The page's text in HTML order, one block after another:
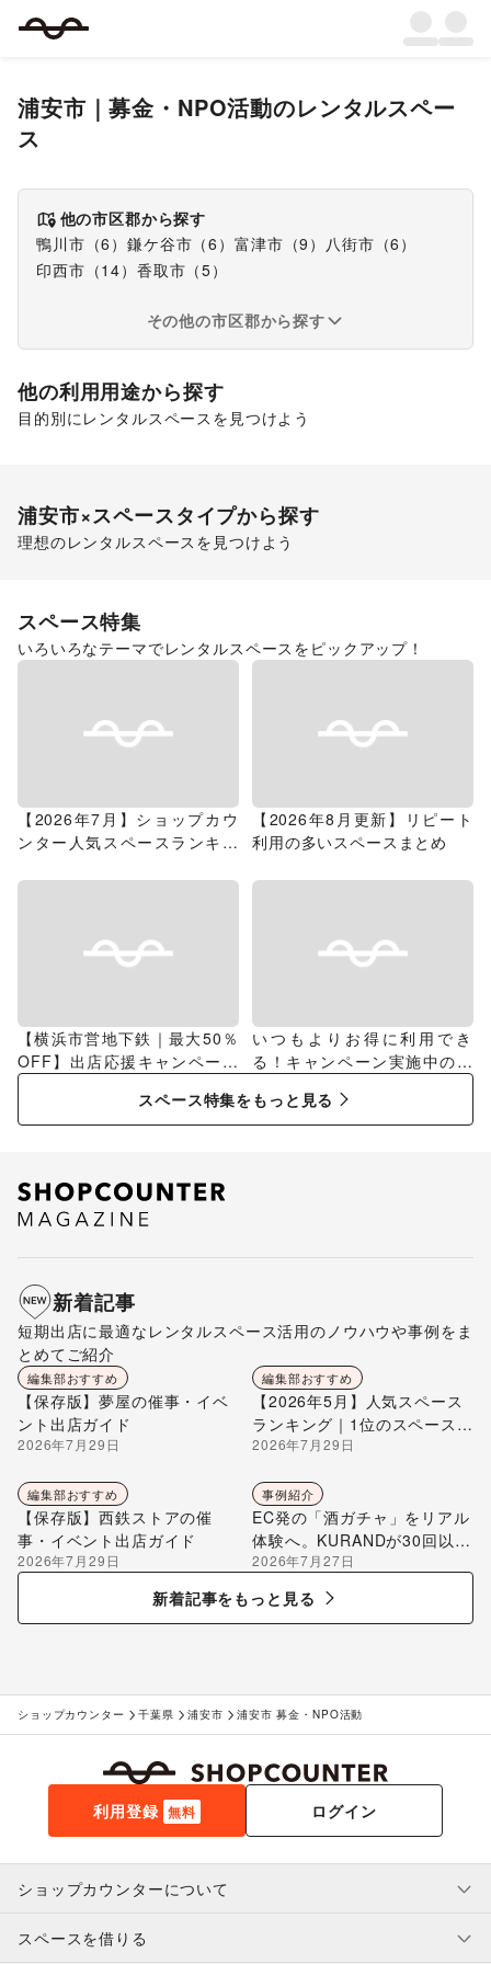
浦安市 ｜募金・NPO活動のレンタルスペー
ス
他の市区郡から探す
鴨川市 （6 ）鎌ケ谷市 （6 ） 富津市 （9 ） 八街市 （6 ）
印西市 （14） 香取市 （5）
その他の市区郡から探す
他の利用用途から探す
目的別にレンタルスペースを見つけよう
浦安市×スペースタイプから探す
理想のレンタルスペースを見つけよう
スペース特集
いろいろなテーマでレンタルスペースをピックアップ！
【2026年7月】ショップカウ
ンター人気スペースランキン
【2026年8月更新】リピート
利用の多いスペースまとめ
【横浜市営地下鉄｜最大50％
OFF】出店応援キャンペーン
特集
いつもよりお得に利用でき
る！キャンペーン実施中のス
スペース特集をもっと見る
新着記事
短期出店に最適なレンタルスペース活用のノウハウや事例をま
とめてご紹介
編集部おすすめ
【保存版】夢屋の催事・イベ
ント出店ガイド
2026年7月29日
編集部おすすめ
【2026年5月】人気スペース
ランキング｜1位のスペースを
編集部が解説
2026年7月29日
編集部おすすめ
【保存版】西鉄ストアの催
事・イベント出店ガイド
2026年7月29日
事例紹介
EC発の「酒ガチャ」をリアル
体験へ。KURANDが30回以上
のポップアップ出店で届け
る“新しいお酒との出会い”
2026年7月27日
新着記事をもっと見る
ショップカウンター 千葉県 浦安市 浦安市 募金・NPO活動
利用登録 無料 ログイン
ショップカウンターについて
利用規約・ガイドライン
スペースを借りる